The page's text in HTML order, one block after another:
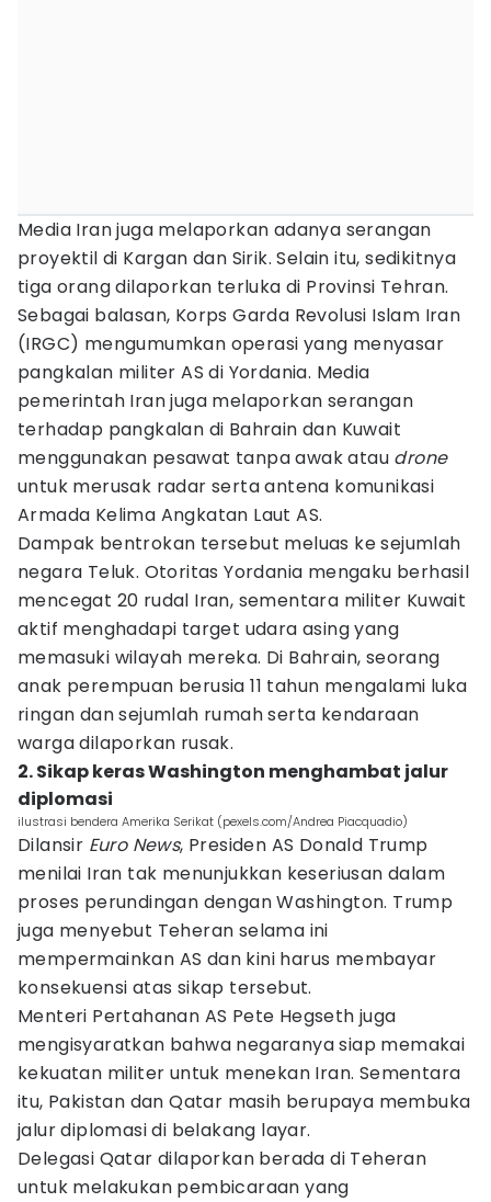
Media Iran juga melaporkan adanya serangan
proyektil di Kargan dan Sirik. Selain itu, sedikitnya
tiga orang dilaporkan terluka di Provinsi Tehran.
Sebagai balasan, Korps Garda Revolusi Islam Iran
(IRGC) mengumumkan operasi yang menyasar
pangkalan militer AS di Yordania. Media
pemerintah Iran juga melaporkan serangan
terhadap pangkalan di Bahrain dan Kuwait
menggunakan pesawat tanpa awak atau drone
untuk merusak radar serta antena komunikasi
Armada Kelima Angkatan Laut AS.
Dampak bentrokan tersebut meluas ke sejumlah
negara Teluk. Otoritas Yordania mengaku berhasil
mencegat 20 rudal Iran, sementara militer Kuwait
aktif menghadapi target udara asing yang
memasuki wilayah mereka. Di Bahrain, seorang
anak perempuan berusia 11 tahun mengalami luka
ringan dan sejumlah rumah serta kendaraan
warga dilaporkan rusak.
2. Sikap keras Washington menghambat jalur
diplomasi
ilustrasi bendera Amerika Serikat (pexels.com/Andrea Piacquadio)
Dilansir Euro News, Presiden AS Donald Trump
menilai Iran tak menunjukkan keseriusan dalam
proses perundingan dengan Washington. Trump
juga menyebut Teheran selama ini
mempermainkan AS dan kini harus membayar
konsekuensi atas sikap tersebut.
Menteri Pertahanan AS Pete Hegseth juga
mengisyaratkan bahwa negaranya siap memakai
kekuatan militer untuk menekan Iran. Sementara
itu, Pakistan dan Qatar masih berupaya membuka
jalur diplomasi di belakang layar.
Delegasi Qatar dilaporkan berada di Teheran
untuk melakukan pembicaraan yang